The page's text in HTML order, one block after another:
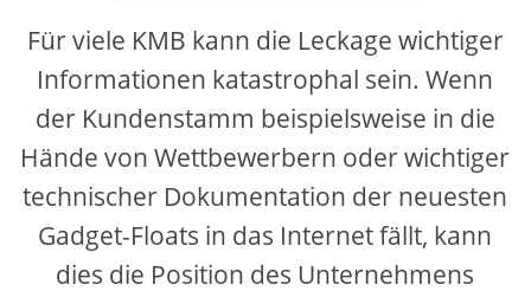
Für viele KMB kann die Leckage wichtiger
Informationen katastrophal sein. Wenn
der Kundenstamm beispielsweise in die
Hände von Wettbewerbern oder wichtiger
technischer Dokumentation der neuesten
Gadget-Floats in das Internet fällt, kann
dies die Position des Unternehmens